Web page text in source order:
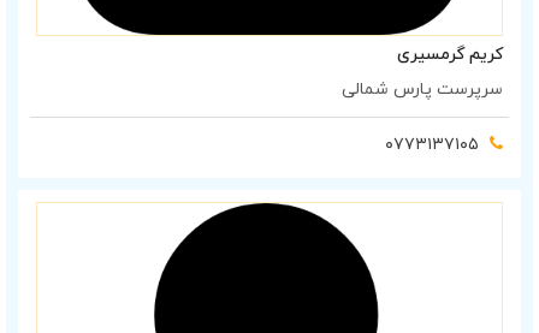
کریم گرمسیری
سرپرست پارس شمالی
۰۷۷۳۱۳۷۱۰۵